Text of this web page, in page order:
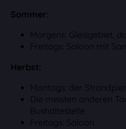
Sommer:
Morgens: Gleisgebiet,
Freitags: Saloon mit
Herbst:
Montags: der Strandpier
Die meisten anderen
Bushaltestelle
Freitags: Saloon